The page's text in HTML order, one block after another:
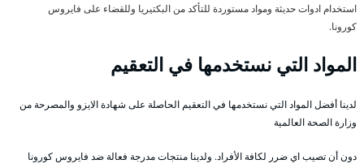
استخدام ادوات حديثة ومواد مستوردة للتأكد من البكتيريا وللقضاء على فايروس
كورونا.
المواد التي نستخدمها في التعقيم
لدينا أفضل المواد التي نستخدمها في التعقيم الحاصلة على شهادة الايزو والمصرحة من
وزارة الصحة العالمية
دون أن تصيب اي ضرر لكافة الأفراد. ولدينا منتجات مدرجة فعالة ضد فايروس كورونا